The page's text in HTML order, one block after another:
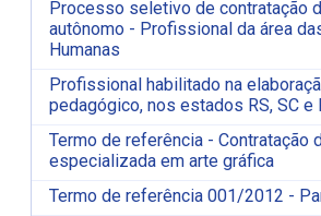
Processo seletivo de contratação
autônomo - Profissional da área
Humanas
Profissional habilitado na
pedagógico, nos estados RS, SC e
Termo de referência - Contratação
especializada em arte gráfica
Termo de referência 001/2012 -